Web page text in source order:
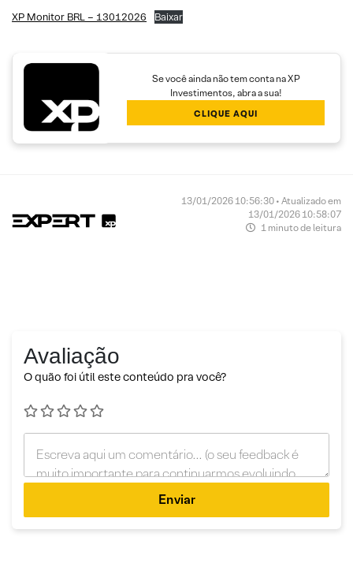
XP Monitor BRL – 13012026 Baixar
Se você ainda não tem conta na XP
Investimentos, abra a sua!
CLIQUE AQUI
13/01/2026 10:56:30 • Atualizado em
13/01/2026 10:58:07
1 minuto de leitura
Avaliação
O quão foi útil este conteúdo pra você?
Enviar